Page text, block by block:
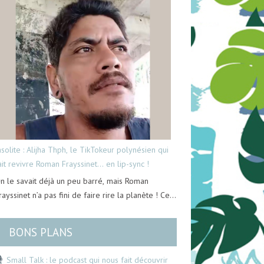
: Alijha Thph, le TikTokeur polynésien qui
revivre Roman Frayssinet… en lip-sync !
le savait déjà un peu barré, mais Roman
n’a pas fini de faire rire la planète ! Ce…
BONS PLANS
Small Talk : le podcast qui nous fait découvrir